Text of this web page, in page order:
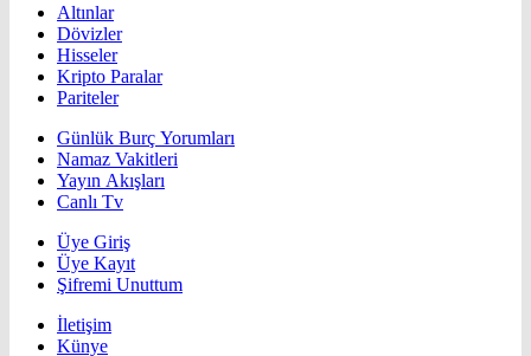
Altınlar
Dövizler
Hisseler
Kripto Paralar
Pariteler
Günlük Burç Yorumları
Namaz Vakitleri
Yayın Akışları
Canlı Tv
Üye Giriş
Üye Kayıt
Şifremi Unuttum
İletişim
Künye